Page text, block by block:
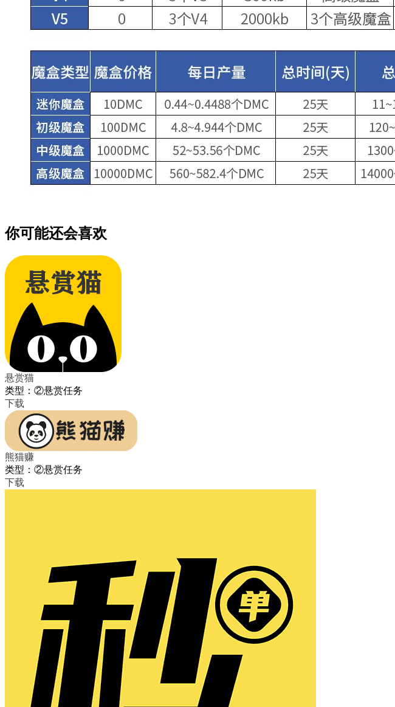
你可能还会喜欢
悬赏猫
类型：②悬赏任务
下载
熊猫赚
类型：②悬赏任务
下载